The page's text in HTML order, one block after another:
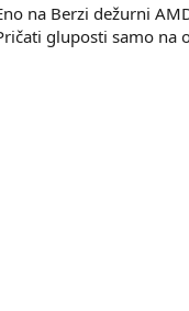
na Berzi dežurni
gluposti samo na